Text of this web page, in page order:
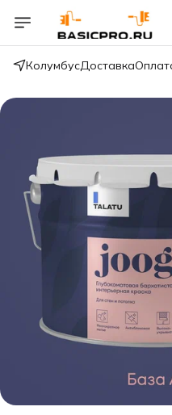
КолумбусДоставка